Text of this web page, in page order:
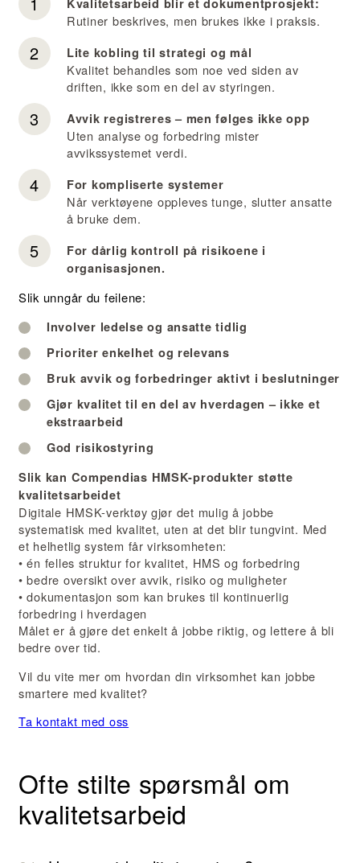
Rutiner beskrives, men brukes ikke i praksis.
Lite kobling til strategi og mål
Kvalitet behandles som noe ved siden av
driften, ikke som en del av styringen.
Avvik registreres – men følges ikke opp
Uten analyse og forbedring mister
avvikssystemet verdi.
For kompliserte systemer
Når verktøyene oppleves tunge, slutter ansatte
å bruke dem.
For dårlig kontroll på risikoene i
organisasjonen.
Slik unngår du feilene:
Involver ledelse og ansatte tidlig
Prioriter enkelhet og relevans
Bruk avvik og forbedringer aktivt i beslutninger
Gjør kvalitet til en del av hverdagen – ikke et
ekstraarbeid
God risikostyring
Slik kan Compendias HMSK-produkter støtte
kvalitetsarbeidet
Digitale HMSK-verktøy gjør det mulig å jobbe
systematisk med kvalitet, uten at det blir tungvint. Med
et helhetlig system får virksomheten:
• én felles struktur for kvalitet, HMS og forbedring
• bedre oversikt over avvik, risiko og muligheter
• dokumentasjon som kan brukes til kontinuerlig
forbedring i hverdagen
Målet er å gjøre det enkelt å jobbe riktig, og lettere å bli
bedre over tid.
Vil du vite mer om hvordan din virksomhet kan jobbe
smartere med kvalitet?
Ta kontakt med oss
Ofte stilte spørsmål om
kvalitetsarbeid